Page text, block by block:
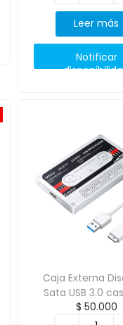
Leer más
Notificar
Caja Externa
Sata USB 3.0
Blanca ORICO-
$ 50.000